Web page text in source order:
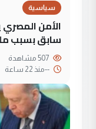
سياسية
الأمن
سابق بسبب
--منذ 22 ساعة